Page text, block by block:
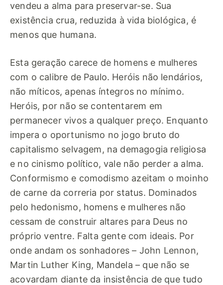
vendeu a alma para preservar-se. Sua
existência crua, reduzida à vida biológica, é
menos que humana.
Esta geração carece de homens e mulheres
com o calibre de Paulo. Heróis não lendários,
não míticos, apenas íntegros no mínimo.
Heróis, por não se contentarem em
permanecer vivos a qualquer preço. Enquanto
impera o oportunismo no jogo bruto do
capitalismo selvagem, na demagogia religiosa
e no cinismo político, vale não perder a alma.
Conformismo e comodismo azeitam o moinho
de carne da correria por status. Dominados
pelo hedonismo, homens e mulheres não
cessam de construir altares para Deus no
próprio ventre. Falta gente com ideais. Por
onde andam os sonhadores – John Lennon,
Martin Luther King, Mandela – que não se
acovardam diante da insistência de que tudo